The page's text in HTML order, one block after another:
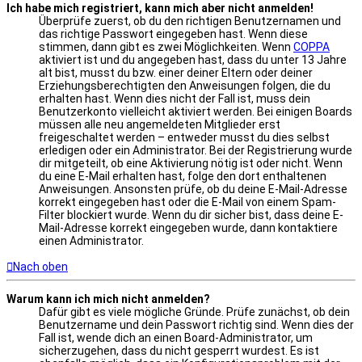
Ich habe mich registriert, kann mich aber nicht anmelden!
Überprüfe zuerst, ob du den richtigen Benutzernamen und
das richtige Passwort eingegeben hast. Wenn diese
stimmen, dann gibt es zwei Möglichkeiten. Wenn COPPA
aktiviert ist und du angegeben hast, dass du unter 13 Jahre
alt bist, musst du bzw. einer deiner Eltern oder deiner
Erziehungsberechtigten den Anweisungen folgen, die du
erhalten hast. Wenn dies nicht der Fall ist, muss dein
Benutzerkonto vielleicht aktiviert werden. Bei einigen Boards
müssen alle neu angemeldeten Mitglieder erst
freigeschaltet werden – entweder musst du dies selbst
erledigen oder ein Administrator. Bei der Registrierung wurde
dir mitgeteilt, ob eine Aktivierung nötig ist oder nicht. Wenn
du eine E-Mail erhalten hast, folge den dort enthaltenen
Anweisungen. Ansonsten prüfe, ob du deine E-Mail-Adresse
korrekt eingegeben hast oder die E-Mail von einem Spam-
Filter blockiert wurde. Wenn du dir sicher bist, dass deine E-
Mail-Adresse korrekt eingegeben wurde, dann kontaktiere
einen Administrator.
Nach oben
Warum kann ich mich nicht anmelden?
Dafür gibt es viele mögliche Gründe. Prüfe zunächst, ob dein
Benutzername und dein Passwort richtig sind. Wenn dies der
Fall ist, wende dich an einen Board-Administrator, um
sicherzugehen, dass du nicht gesperrt wurdest. Es ist